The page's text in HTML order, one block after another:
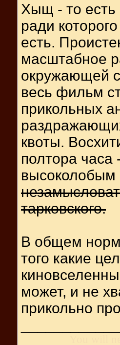
Хыщ - то есть
ради
есть.
масштабное
окружающей
весь фильм
прикольных
квоты.
полтора часа
тарковского.
В общем норм
того какие
может, и не
прикольно